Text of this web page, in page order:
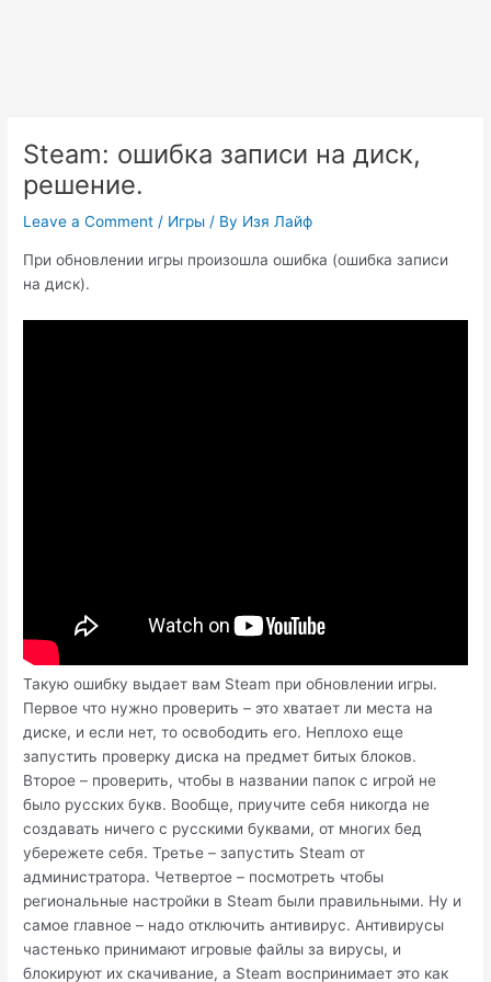
Steam: ошибка записи на диск,
решение.
Leave a Comment / Игры / By Изя Лайф
При обновлении игры произошла ошибка (ошибка записи
на диск).
Такую ошибку выдает вам Steam при обновлении игры.
Первое что нужно проверить – это хватает ли места на
диске, и если нет, то освободить его. Неплохо еще
запустить проверку диска на предмет битых блоков.
Второе – проверить, чтобы в названии папок с игрой не
было русских букв. Вообще, приучите себя никогда не
создавать ничего с русскими буквами, от многих бед
убережете себя. Третье – запустить Steam от
администратора. Четвертое – посмотреть чтобы
региональные настройки в Steam были правильными. Ну и
самое главное – надо отключить антивирус. Антивирусы
частенько принимают игровые файлы за вирусы, и
блокируют их скачивание, а Steam воспринимает это как